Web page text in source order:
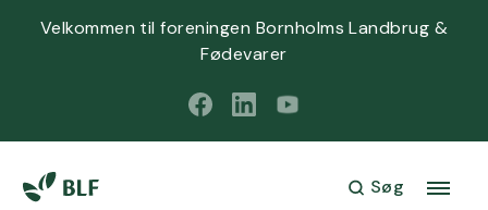
Velkommen til foreningen Bornholms Landbrug &
Fødevarer
Søg